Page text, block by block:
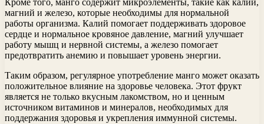
Кроме того, манго содержит микроэлементы, такие как калий,
магний и железо, которые необходимы для нормальной
работы организма. Калий помогает поддерживать здоровое
сердце и нормальное кровяное давление, магний улучшает
работу мышц и нервной системы, а железо помогает
предотвратить анемию и повышает уровень энергии.
Таким образом, регулярное употребление манго может оказать
положительное влияние на здоровье человека. Этот фрукт
является не только вкусным лакомством, но и ценным
источником витаминов и минералов, необходимых для
поддержания здоровья и укрепления иммунной системы.